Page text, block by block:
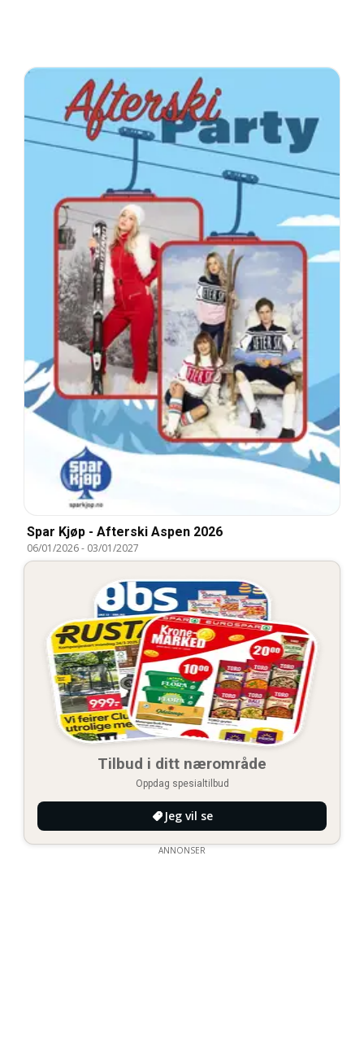
Spar Kjøp - Afterski Aspen 2026
06/01/2026- 03/01/2027
Tilbud i ditt nærområde
Oppdag spesialtilbud
Jeg vil se
ANNONSER